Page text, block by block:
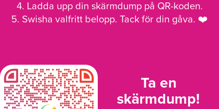
4. Ladda upp din skärmdump på QR-koden.
5. Swisha valfritt belopp. Tack för din gåva. ❤️
Ta en
skärmdump!